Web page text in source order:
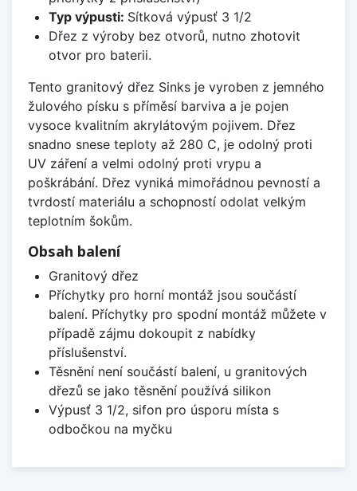
Typ výpusti: Sítková výpusť 3 1/2
Dřez z výroby bez otvorů, nutno zhotovit
otvor pro baterii.
Tento granitový dřez Sinks je vyroben z jemného
žulového písku s příměsí barviva a je pojen
vysoce kvalitním akrylátovým pojivem. Dřez
snadno snese teploty až 280 C, je odolný proti
UV záření a velmi odolný proti vrypu a
poškrábání. Dřez vyniká mimořádnou pevností a
tvrdostí materiálu a schopností odolat velkým
teplotním šokům.
Obsah balení
Granitový dřez
Příchytky pro horní montáž jsou součástí
balení. Příchytky pro spodní montáž můžete v
případě zájmu dokoupit z nabídky
příslušenství.
Těsnění není součástí balení, u granitových
dřezů se jako těsnění používá silikon
Výpusť 3 1/2, sifon pro úsporu místa s
odbočkou na myčku